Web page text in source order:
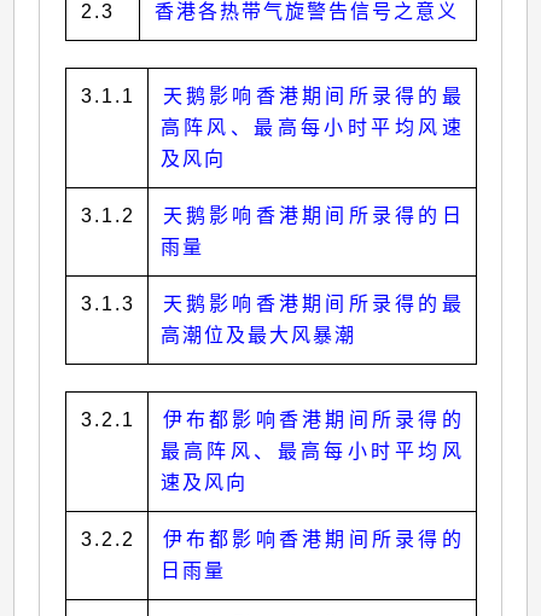
2.3 香港各热带气旋警告信号之意义
3.1.1
天鹅影响香港期间所录得的最
高阵风、最高每小时平均风速
及风向
3.1.2
天鹅影响香港期间所录得的日
雨量
3.1.3
天鹅影响香港期间所录得的最
高潮位及最大风暴潮
3.2.1
伊布都影响香港期间所录得的
最高阵风、最高每小时平均风
速及风向
3.2.2
伊布都影响香港期间所录得的
日雨量